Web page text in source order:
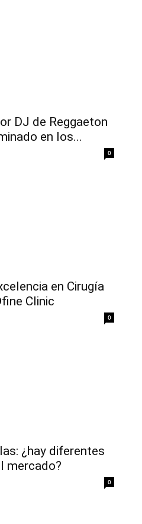
DJ de Reggaeton
en los...
0
en Cirugía
Clinic
0
¿hay diferentes
mercado?
0